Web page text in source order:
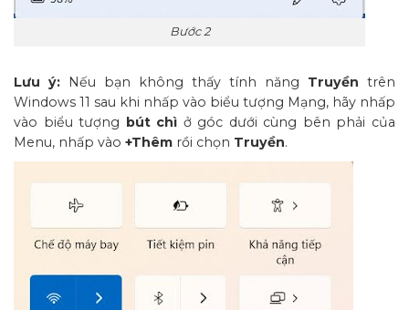
Bước 2
Lưu ý: Nếu bạn không thấy tính năng Truyền trên
Windows 11 sau khi nhấp vào biểu tượng Mạng, hãy nhấp
vào biểu tượng bút chì ở góc dưới cùng bên phải của
Menu, nhấp vào +Thêm rồi chọn Truyền.